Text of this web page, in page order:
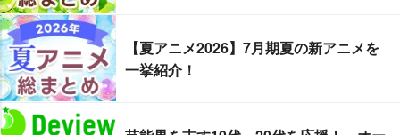
【夏アニメ2026】7月期夏の新アニメを
一挙紹介！